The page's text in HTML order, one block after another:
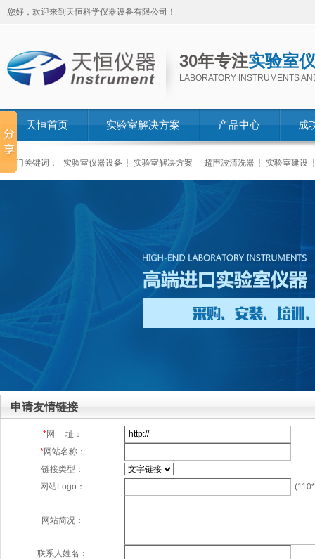
您好，欢迎来到天恒科学仪器设备有限公司！
30年专注实验室
LABORATORY INSTRUMENTS
天恒首页 实验室解决方案 产品中心 成
热门关键词： 实验室仪器设备 实验室解决方案 超声波清洗器 实验室建设
申请友情链接
*网 址：
*网站名称：
链接类型：
网站Logo：
网站简况：
联系人姓名：